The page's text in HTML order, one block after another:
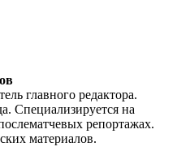
главного редактора.
Специализируется на
репортажах.
материалов.